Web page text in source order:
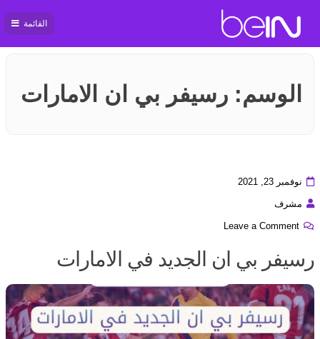
بي ان
القائمة
الوسم: رسيفر بي ان الامارات
نوفمبر 23, 2021
مشرف
Leave a Comment
رسيفر بي ان الجديد في الامارات